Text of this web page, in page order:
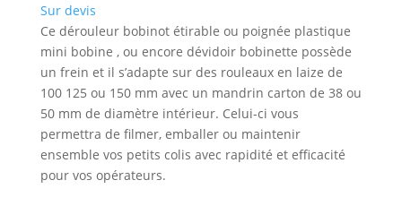
Sur devis
Ce dérouleur bobinot étirable ou poignée plastique
mini bobine , ou encore dévidoir bobinette possède
un frein et il s’adapte sur des rouleaux en laize de
100 125 ou 150 mm avec un mandrin carton de 38 ou
50 mm de diamètre intérieur. Celui-ci vous
permettra de filmer, emballer ou maintenir
ensemble vos petits colis avec rapidité et efficacité
pour vos opérateurs.